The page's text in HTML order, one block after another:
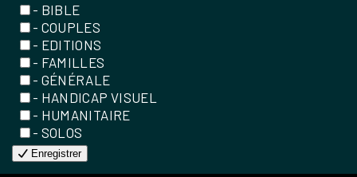
- BIBLE
- COUPLES
- EDITIONS
- FAMILLES
- GÉNÉRALE
- HANDICAP VISUEL
- HUMANITAIRE
- SOLOS
Enregistrer